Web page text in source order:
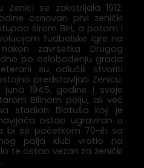
se zakotrljala 1912.
osnovan prvi zenički
širom BiH, a potom i
fudbalske igre na
završetka Drugog
po oslobođenju grada
su odlučili stvoriti
predstavljati Zenicu.
juna 1945. godine i svoje
Bilinom polju, ali već
stadion Blatuša koji je
ostao ugraviran u
bi se početkom 70-ih sa
polja klub vratio na
te ostao vezan za zenički